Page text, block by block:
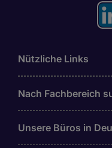
Nützliche Links
Nach Fachbereich
Unsere Büros in